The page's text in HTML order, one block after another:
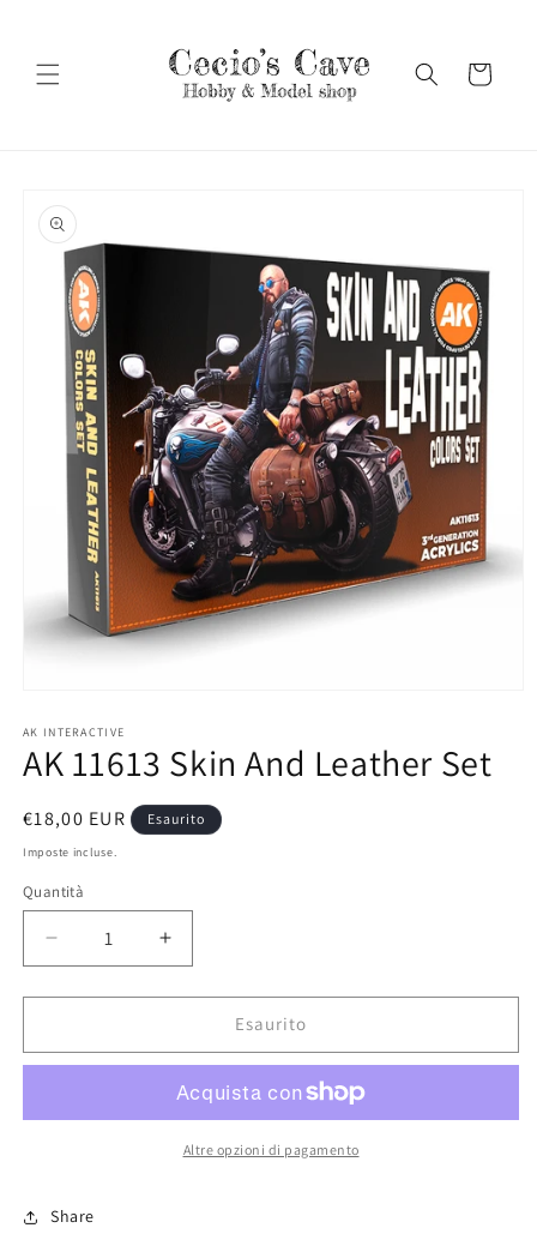
Carrello
informazioni
sul prodotto
multimediali
1
in
AK INTERACTIVE
AK 11613 Skin And Leather Set
Prezzo
di
€18,00 EUR Esaurito
Imposte incluse.
Quantità
Diminuisci
quantità
per
11613
Leather
Aumenta
quantità
per
11613
And
Leather
Set
Esaurito
Altre opzioni di pagamento
Share